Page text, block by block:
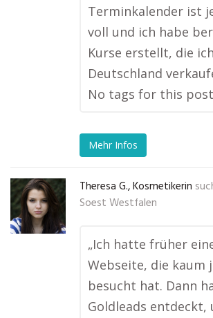
Terminkalender ist
voll und ich habe
Kurse erstellt, die
Deutschland
No tags for this
Mehr Infos
Theresa G., Kosmetikerin
Soest Westfalen
„Ich hatte früher
Webseite, die kaum
besucht hat. Dann
Goldleads entdeckt,